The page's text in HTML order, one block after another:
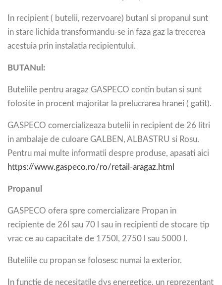
In recipient ( butelii, rezervoare) butanl si propanul sunt
in stare lichida transformandu-se in faza gaz la trecerea
acestuia prin instalatia recipientului.
BUTANul:
Buteliile pentru aragaz GASPECO contin butan si sunt
folosite in procent majoritar la prelucrarea hranei ( gatit).
GASPECO comercializeaza butelii in recipient de 26 litri
in ambalaje de culoare GALBEN, ALBASTRU si Rosu.
Pentru mai multe informatii despre produse, apasati aici
https://www.gaspeco.ro/ro/retail-aragaz.html
Propanul
GASPECO ofera spre comercializare Propan in
recipiente de 26l sau 70 l sau in recipienti de stocare tip
vrac ce au capacitate de 1750l, 2750 l sau 5000 l.
Buteliile cu propan se folosesc numai la exterior.
In functie de necesitatile dvs energetice, un reprezentant